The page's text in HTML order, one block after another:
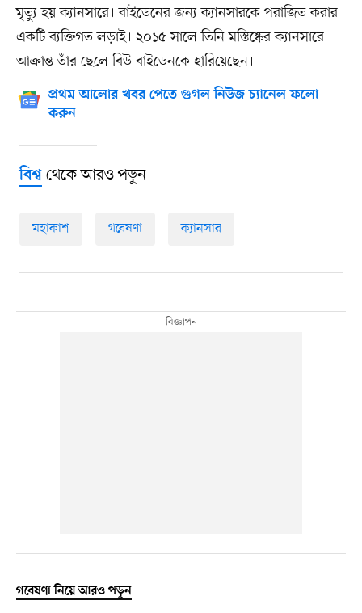
মৃত্যু হয় ক্যানসারে। বাইডেনের জন্য ক্যানসারকে পরাজিত করার
একটি ব্যক্তিগত লড়াই। ২০১৫ সালে তিনি মস্তিষ্কের ক্যানসারে
আক্রান্ত তাঁর ছেলে বিউ বাইডেনকে হারিয়েছেন।
প্রথম আলোর খবর পেতে গুগল নিউজ চ্যানেল ফলো
করুন
বিশ্বথেকে আরও পড়ুন
মহাকাশ গবেষণা ক্যানসার
গবেষণা নিয়ে আরও পড়ুন